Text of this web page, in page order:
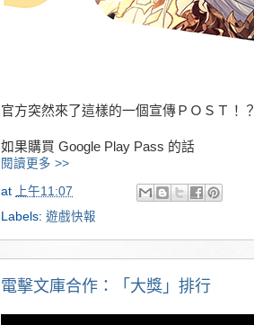
官方突然來了這樣的一個宣傳ＰＯＳＴ！？
如果購買 Google Play Pass 的話
閱讀更多 >>
at
上午11:07
Labels: 遊戲快報
電擊文庫合作：「大獎」排行